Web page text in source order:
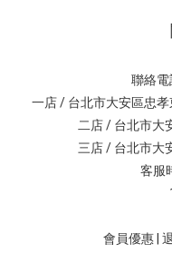
聯絡
一店 / 台北市大安區忠
二店 / 台北市大
三店 / 台北市大
客服
會員優惠